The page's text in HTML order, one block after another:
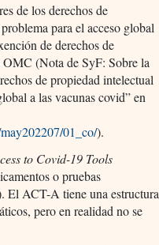
de los derechos de
para el acceso global
de derechos de
OMC (Nota de SyF: Sobre la
de propiedad intelectual
a las vacunas covid” en
01_co/).
to Covid-19 Tools
o pruebas
El ACT-A tiene una estructura
pero en realidad no se